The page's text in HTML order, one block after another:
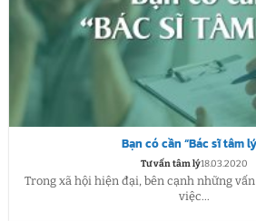
Bạn có cần “Bác sĩ tâm
Tư vấn tâm lý18.03.2020
Trong xã hội hiện đại, bên cạnh những
việc...